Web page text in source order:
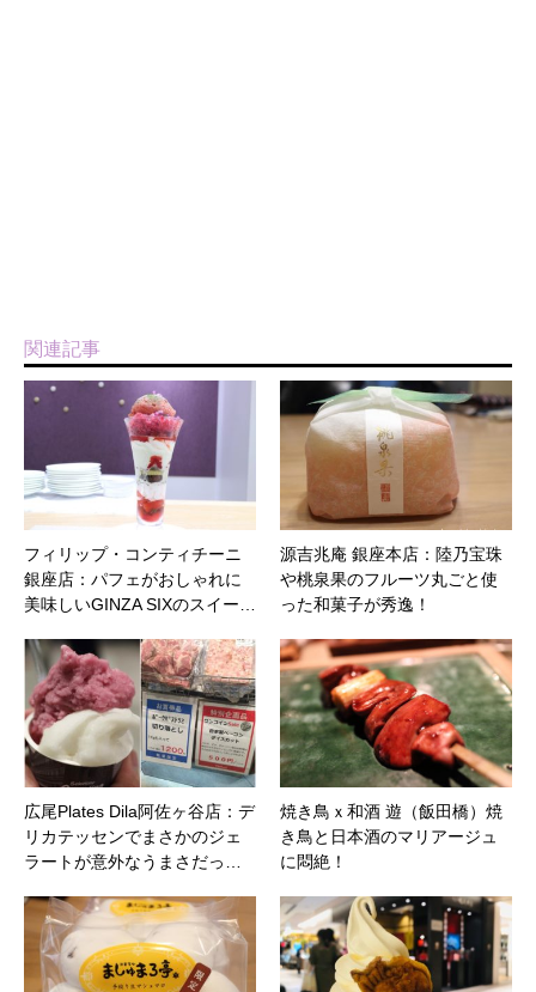
関連記事
フィリップ・コンティチーニ
銀座店：パフェがおしゃれに
美味しいGINZA SIXのスイー…
源吉兆庵 銀座本店：陸乃宝珠
や桃泉果のフルーツ丸ごと使
った和菓子が秀逸！
広尾Plates Dila阿佐ヶ谷店：デ
リカテッセンでまさかのジェ
ラートが意外なうまさだっ…
焼き鳥ｘ和酒 遊（飯田橋）焼
き鳥と日本酒のマリアージュ
に悶絶！